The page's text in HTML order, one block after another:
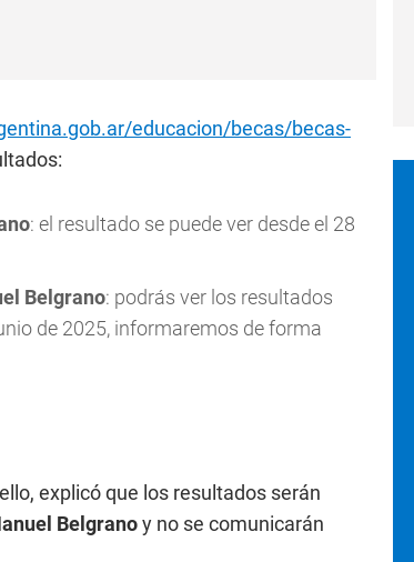
educacion/becas/becas-
: el resultado se puede ver desde el 28
Belgrano: podrás ver los resultados
de 2025, informaremos de forma
explicó que los resultados serán
Belgranoy no se comunicarán